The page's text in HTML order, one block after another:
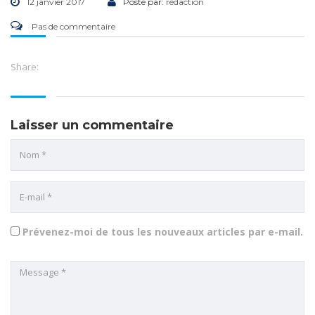
Pas de commentaire
Share:
Laisser un commentaire
Prévenez-moi de tous les nouveaux articles par e-mail.